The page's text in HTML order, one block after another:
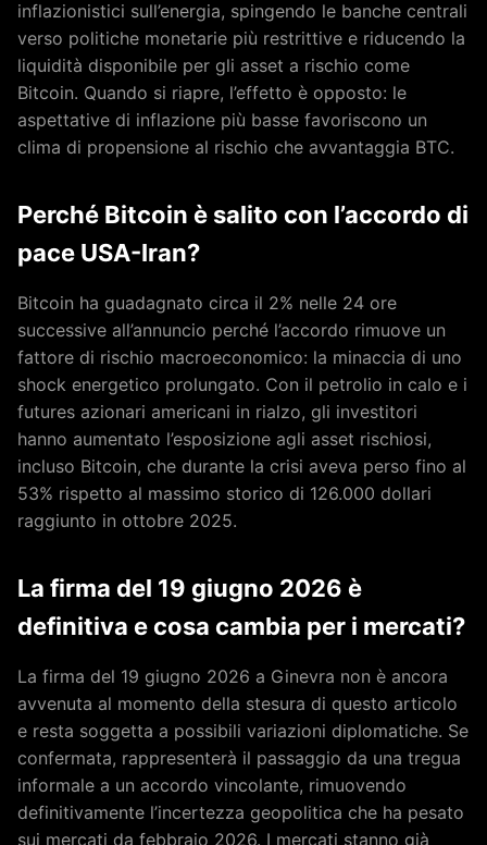
inflazionistici sull’energia, spingendo le banche centrali
verso politiche monetarie più restrittive e riducendo la
liquidità disponibile per gli asset a rischio come
Bitcoin. Quando si riapre, l’effetto è opposto: le
aspettative di inflazione più basse favoriscono un
clima di propensione al rischio che avvantaggia BTC.
Perché Bitcoin è salito con l’accordo di
pace USA-Iran?
Bitcoin ha guadagnato circa il 2% nelle 24 ore
successive all’annuncio perché l’accordo rimuove un
fattore di rischio macroeconomico: la minaccia di uno
shock energetico prolungato. Con il petrolio in calo e i
futures azionari americani in rialzo, gli investitori
hanno aumentato l’esposizione agli asset rischiosi,
incluso Bitcoin, che durante la crisi aveva perso fino al
53% rispetto al massimo storico di 126.000 dollari
raggiunto in ottobre 2025.
La firma del 19 giugno 2026 è
definitiva e cosa cambia per i mercati?
La firma del 19 giugno 2026 a Ginevra non è ancora
avvenuta al momento della stesura di questo articolo
e resta soggetta a possibili variazioni diplomatiche. Se
confermata, rappresenterà il passaggio da una tregua
informale a un accordo vincolante, rimuovendo
definitivamente l’incertezza geopolitica che ha pesato
sui mercati da febbraio 2026. I mercati stanno già